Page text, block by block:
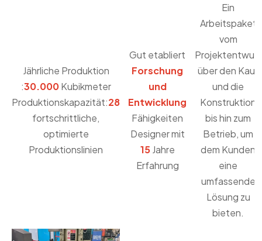
Jährliche Produktion
:30.000Kubikmeter
Produktionskapazität:28
fortschrittliche,
optimierte
Produktionslinien
Gut etabliert
Forschung
und
Entwicklung
Fähigkeiten
Designer mit
15Jahre
Erfahrung
Ein
Arbeitspaket
vom
Projektentwurf
über den Kauf
und die
Konstruktion
bis hin zum
Betrieb, um
dem Kunden
eine
umfassende
Lösung zu
bieten.